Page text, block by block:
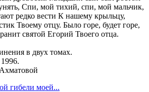
Спи, мой тихий, спи, мой мальчик,
редко вести К нашему крыльцу,
Твоему отцу. Было горе, будет горе,
святой Егорий Твоего отца.
в двух томах.
гибели моей...